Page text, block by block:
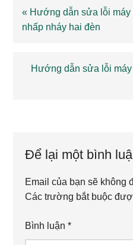
Previous
Post:
« Hướng dẫn sửa lỗi máy
nhấp nháy hai đèn
Next
Hướng dẫn sửa lỗi
Để lại một bình
Email của bạn sẽ không
Các trường bắt buộc
Bình luận*